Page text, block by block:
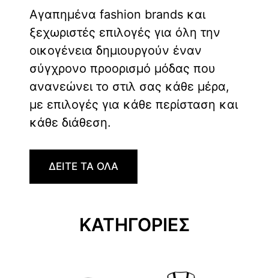
Αγαπημένα fashion brands και
ξεχωριστές επιλογές για όλη την
οικογένεια δημιουργούν έναν
σύγχρονο προορισμό μόδας που
ανανεώνει το στιλ σας κάθε μέρα,
με επιλογές για κάθε περίσταση και
κάθε διάθεση.
ΔΕΙΤΕ ΤΑ ΟΛΑ
ΚΑΤΗΓΟΡΙΕΣ